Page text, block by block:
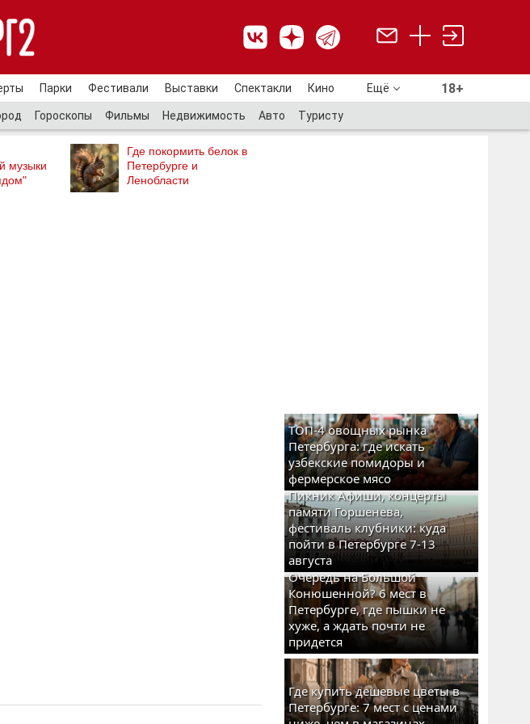
Парки Фестивали Выставки Спектакли Кино Ещё 18+
Гороскопы Фильмы Недвижимость Авто Туристу
музыки
Где покормить белок в
Петербурге и
Ленобласти
ТОП-4 овощных рынка
Петербурга: где искать
узбекские помидоры и
фермерское мясо
Пикник Афиши, концерты
памяти Горшенева,
фестиваль клубники: куда
пойти в Петербурге 7-13
августа
Очередь на Большой
Конюшенной? 6 мест в
Петербурге, где пышки не
хуже, а ждать почти не
придется
Где купить дешевые цветы в
Петербурге: 7 мест с ценами